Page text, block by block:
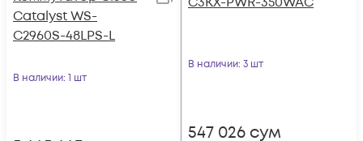
Catalyst WS-
C2960S-48LPS-L
В наличии: 1 шт
В наличии: 3 шт
547 026 сум